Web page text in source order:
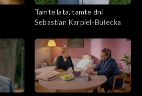
Tamte lata, tamte dni
Sebastian Karpiel-Bułecka